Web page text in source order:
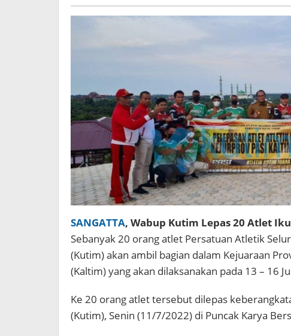
SANGATTA, Wabup Kutim Lepas 20 Atlet
Sebanyak 20 orang atlet Persatuan Atletik
(Kutim) akan ambil bagian dalam Kejuaraan
(Kaltim) yang akan dilaksanakan pada 13 – 16
Ke 20 orang atlet tersebut dilepas
(Kutim), Senin (11/7/2022) di Puncak Karya